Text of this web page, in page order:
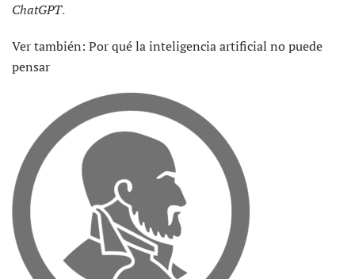
ChatGPT.
Ver también: Por qué la inteligencia artificial no puede
pensar